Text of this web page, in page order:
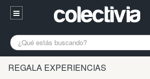
EntrarA Coruña Alicante
REGALA EXPERIENCIAS